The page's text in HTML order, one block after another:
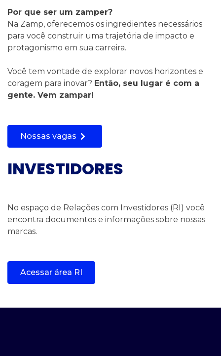
Por que ser um zamper?
Na Zamp, oferecemos os ingredientes necessários
para você construir uma trajetória de impacto e
protagonismo em sua carreira.
Você tem vontade de explorar novos horizontes e
coragem para inovar? Então, seu lugar é com a
gente. Vem zampar!
Nossas vagas
INVESTIDORES
No espaço de Relações com Investidores (RI) você
encontra documentos e informações sobre nossas
marcas.
Acessar área RI